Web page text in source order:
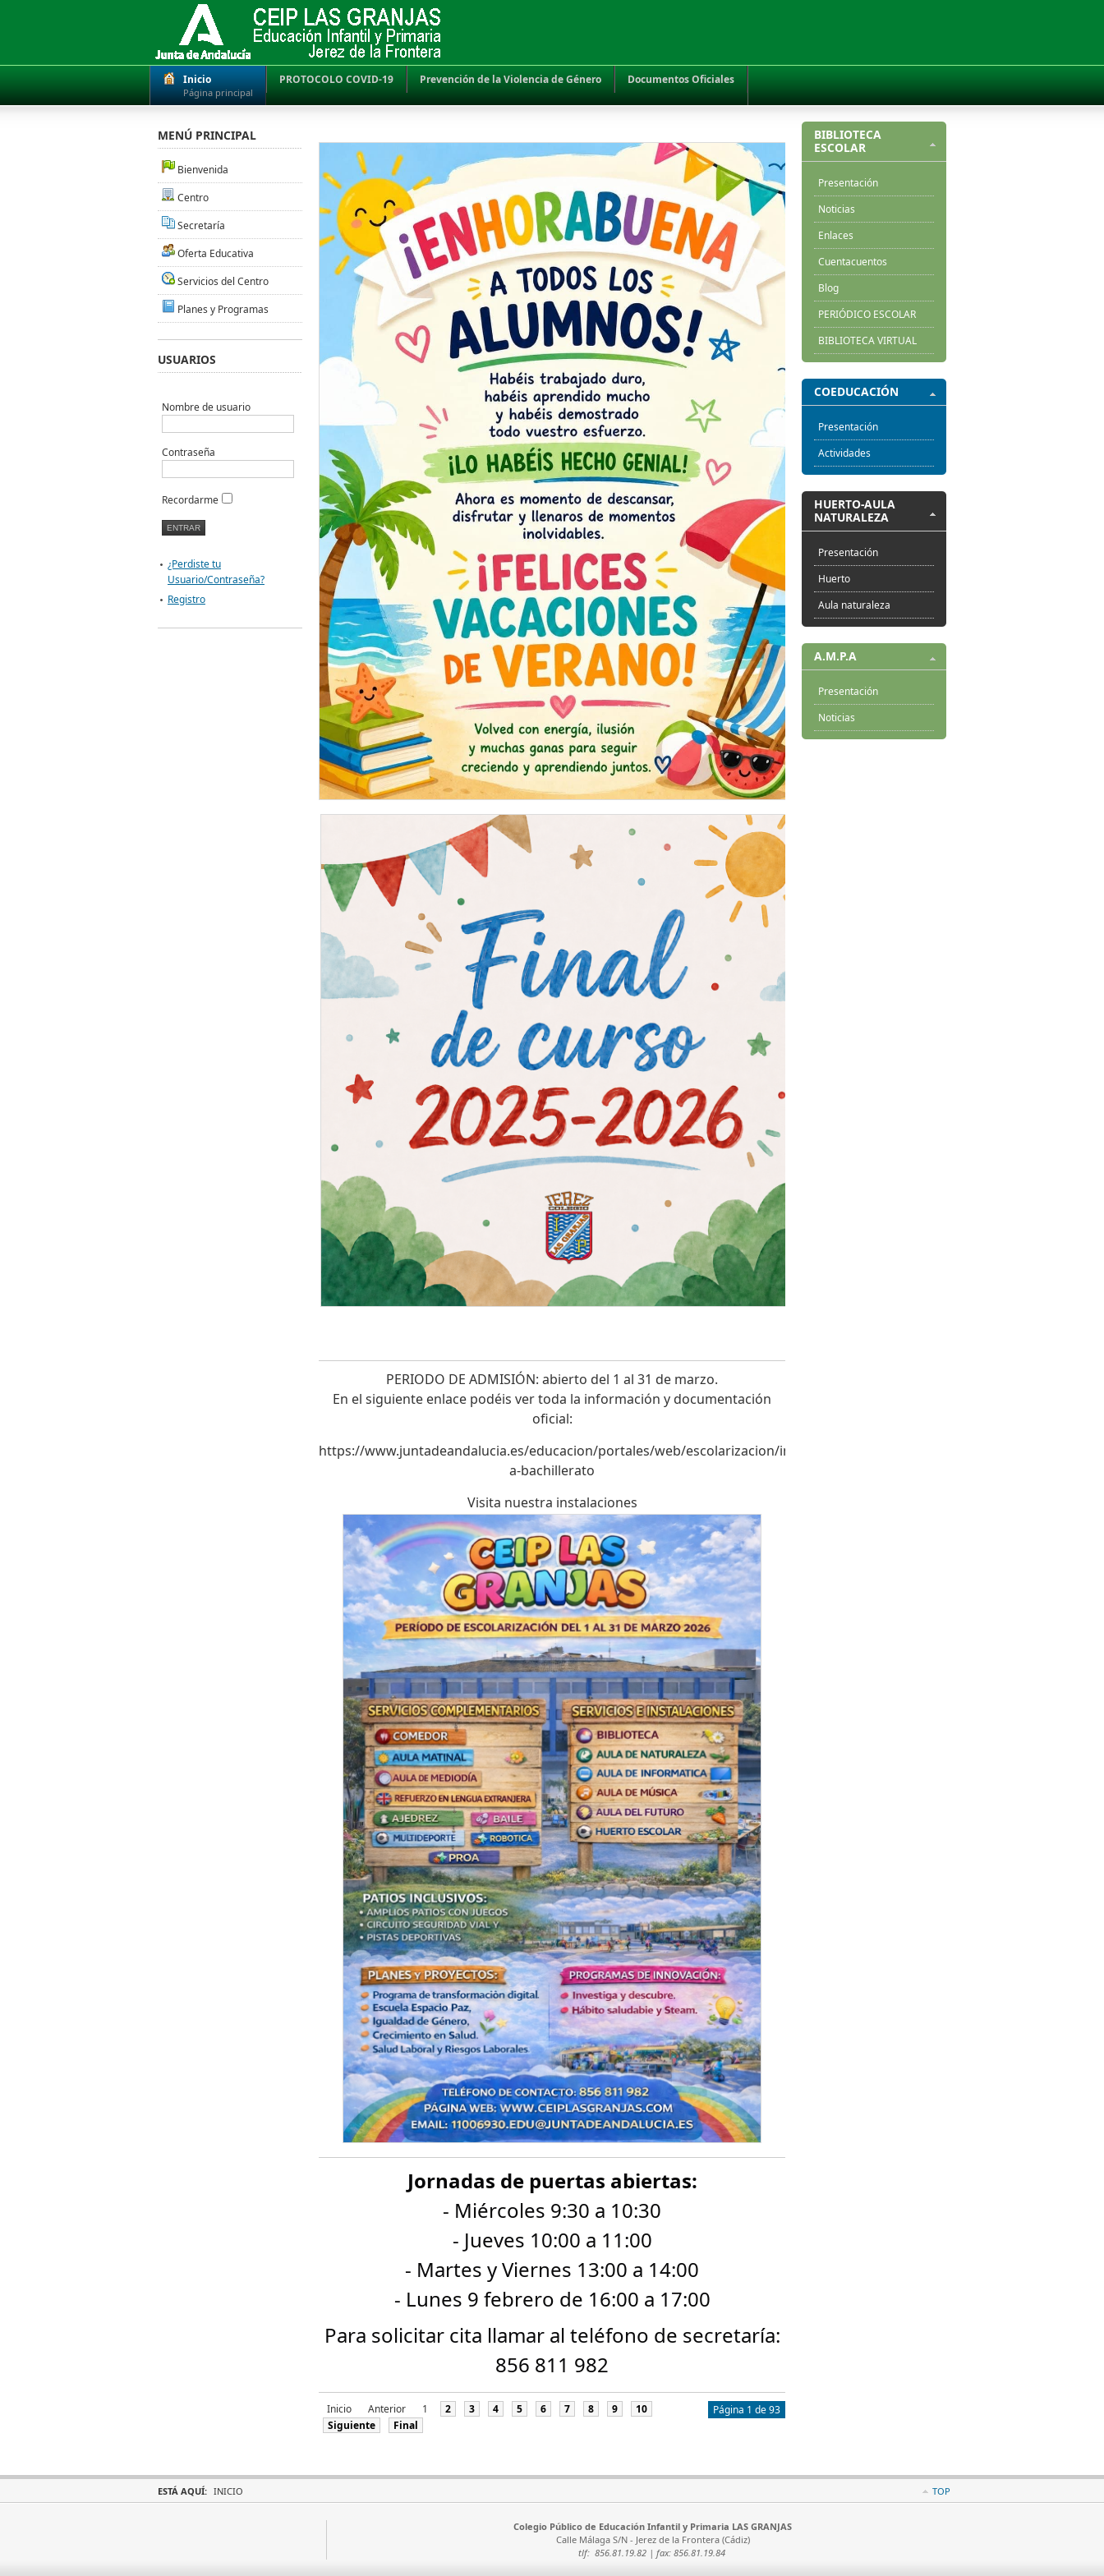
Inicio
Página principal
PROTOCOLO COVID-19 Prevención de la Violencia de Género Documentos Oficiales
PERIODO DE ADMISIÓN: abierto del 1 al 31 de marzo.
En el siguiente enlace podéis ver toda la información y documentación
oficial:
https://www.juntadeandalucia.es/educacion/portales/web/escolarizacion/infantil-
a-bachillerato
Visita nuestra instalaciones
Jornadas de puertas abiertas:
- Miércoles 9:30 a 10:30
- Jueves 10:00 a 11:00
- Martes y Viernes 13:00 a 14:00
- Lunes 9 febrero de 16:00 a 17:00
Para solicitar cita llamar al teléfono de secretaría:
856 811 982
Página 1 de 93
Inicio Anterior 1 2 3 4 5 6 7 8 9
10
Siguiente
Final
MENÚ PRINCIPAL
Bienvenida
Centro
Secretaría
Oferta Educativa
Servicios del Centro
Planes y Programas
USUARIOS
Nombre de usuario
Contraseña
Recordarme
¿Perdiste tu
Usuario/Contraseña?
Registro
BIBLIOTECA
ESCOLAR
Presentación
Noticias
Enlaces
Cuentacuentos
Blog
PERIÓDICO ESCOLAR
BIBLIOTECA VIRTUAL
COEDUCACIÓN
Presentación
Actividades
HUERTO-AULA
NATURALEZA
Presentación
Huerto
Aula naturaleza
A.M.P.A
Presentación
Noticias
ESTÁ AQUÍ: INICIO TOP
Colegio Público de Educación Infantil y Primaria LAS GRANJAS
Calle Málaga S/N - Jerez de la Frontera (Cádiz)
tlf: 856.81.19.82 | fax: 856.81.19.84